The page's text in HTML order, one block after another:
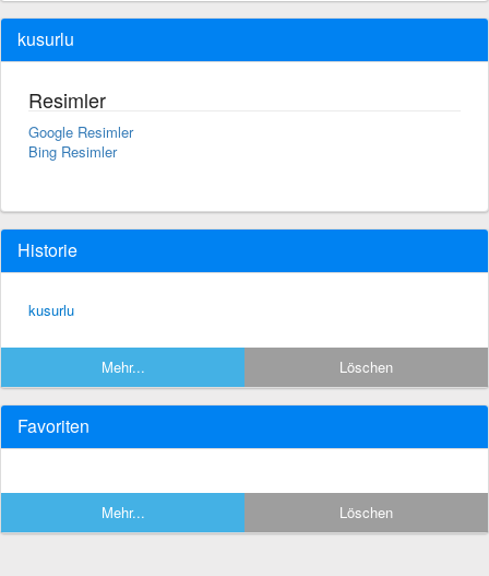
kusurlu
Resimler
Google Resimler
Bing Resimler
Historie
kusurlu
Mehr... Löschen
Favoriten
Mehr... Löschen